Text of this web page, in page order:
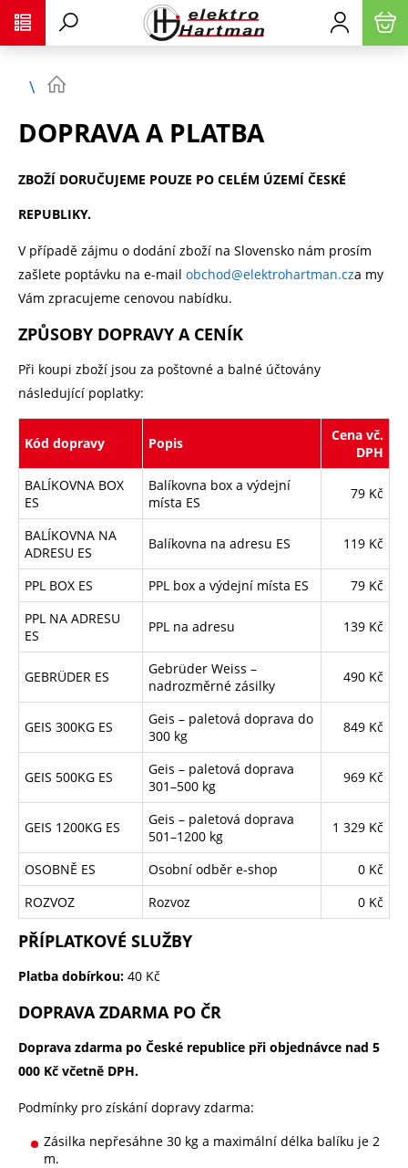
DOPRAVA A PLATBA
ZBOŽÍ DORUČUJEME POUZE PO CELÉM ÚZEMÍ ČESKÉ
REPUBLIKY.
V případě zájmu o dodání zboží na Slovensko nám prosím
zašlete poptávku na e-mail obchod@elektrohartman.cza my
Vám zpracujeme cenovou nabídku.
ZPŮSOBY DOPRAVY A CENÍK
Při koupi zboží jsou za poštovné a balné účtovány
následující poplatky:
Kód dopravy Popis
Cena vč.
DPH
BALÍKOVNA BOX
ES
Balíkovna box a výdejní
místa ES
79 Kč
BALÍKOVNA NA
ADRESU ES
Balíkovna na adresu ES 119 Kč
PPL BOX ES PPL box a výdejní místa ES
79 Kč
PPL NA ADRESU
ES
PPL na adresu 139 Kč
GEBRÜDER ES
Gebrüder Weiss –
nadrozměrné zásilky
490 Kč
GEIS 300KG ES
Geis – paletová doprava do
300 kg
849 Kč
GEIS 500KG ES
Geis – paletová doprava
301–500 kg
969 Kč
GEIS 1200KG ES
Geis – paletová doprava
501–1200 kg
1 329 Kč
OSOBNĚ ES Osobní odběr e-shop
0 Kč
ROZVOZ
Rozvoz 0 Kč
PŘÍPLATKOVÉ SLUŽBY
Platba dobírkou: 40 Kč
DOPRAVA ZDARMA PO ČR
Doprava zdarma po České republice při objednávce nad 5
000 Kč včetně DPH.
Podmínky pro získání dopravy zdarma:
Zásilka nepřesáhne 30 kg a maximální délka balíku je 2
m.